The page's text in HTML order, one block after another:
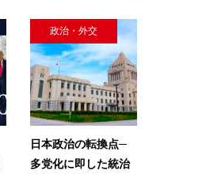
政治・外交
日本政治の転換点─
多党化に即した統治